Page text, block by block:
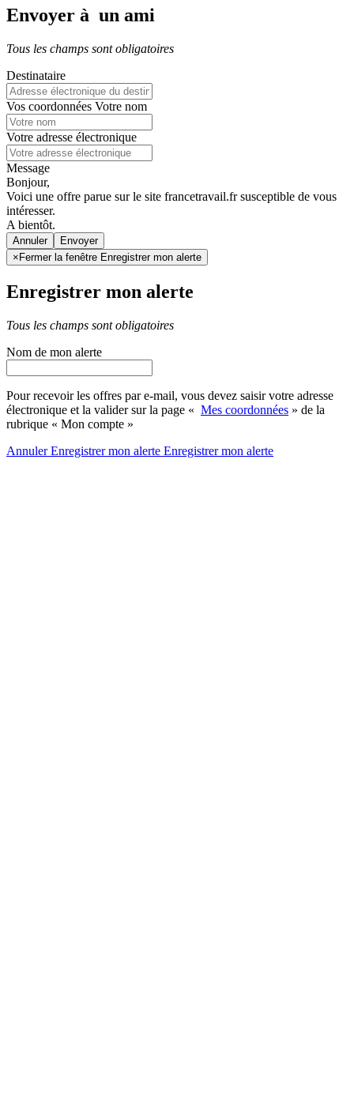
Envoyer à un ami
Tous les champs sont obligatoires
Destinataire
Vos coordonnées Votre nom
Votre adresse électronique
Message
Bonjour,
Voici une offre parue sur le site francetravail.fr susceptible de vous
intéresser.
A bientôt.
Annuler
× Fermer la fenêtre Enregistrer mon alerte
Enregistrer mon alerte
Tous les champs sont obligatoires
Nom de mon alerte
Pour recevoir les offres par e-mail, vous devez saisir votre adresse
électronique et la valider sur la page « Mes coordonnées » de la
rubrique « Mon compte »
AnnulerEnregistrer mon alerte Enregistrermon alerte